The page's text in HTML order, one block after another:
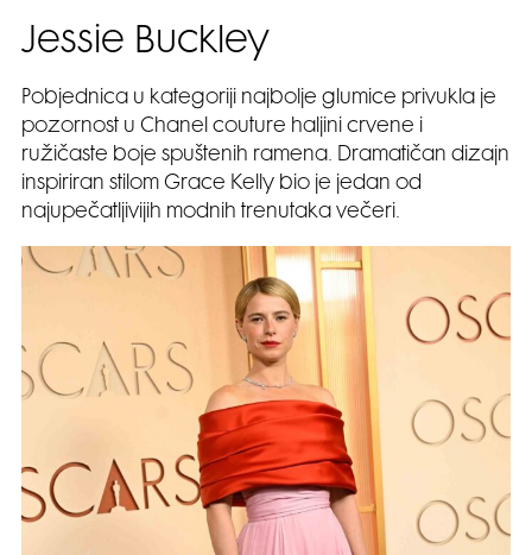
Jessie Buckley
Pobjednica u kategoriji najbolje glumice privukla je
pozornost u Chanel couture haljini crvene i
ružičaste boje spuštenih ramena. Dramatičan dizajn
inspiriran stilom Grace Kelly bio je jedan od
najupečatljivijih modnih trenutaka večeri.